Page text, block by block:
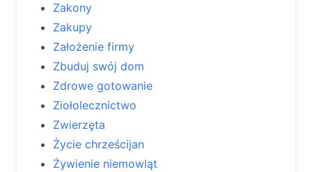
Zakony
Zakupy
Założenie firmy
Zbuduj swój dom
Zdrowe gotowanie
Ziołolecznictwo
Zwierzęta
Życie chrześcijan
Żywienie niemowląt